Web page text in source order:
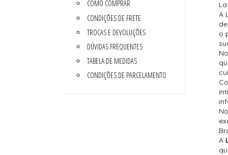
COMO COMPRAR
CONDIÇÕES DE FRETE
TROCAS E DEVOLUÇÕES
DÚVIDAS FREQUENTES
TABELA DE MEDIDAS
CONDIÇÕES DE PARCELAMENTO
A
o
A